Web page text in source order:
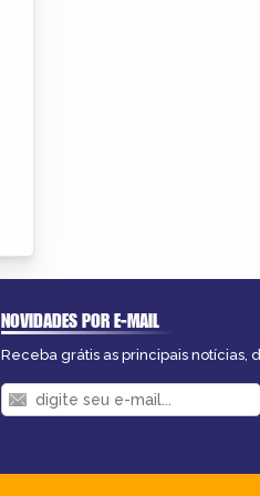
NOVIDADES POR E-MAIL
Receba grátis as principais notícias,